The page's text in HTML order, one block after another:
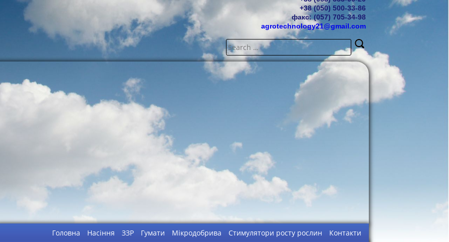
+38 (050) 500-33-86
факс: (057) 705-34-98
agrotechnology21@gmail.com
Головна Насіння ЗЗР Гумати Мікродобрива Стимулятори росту рослин
Контакти